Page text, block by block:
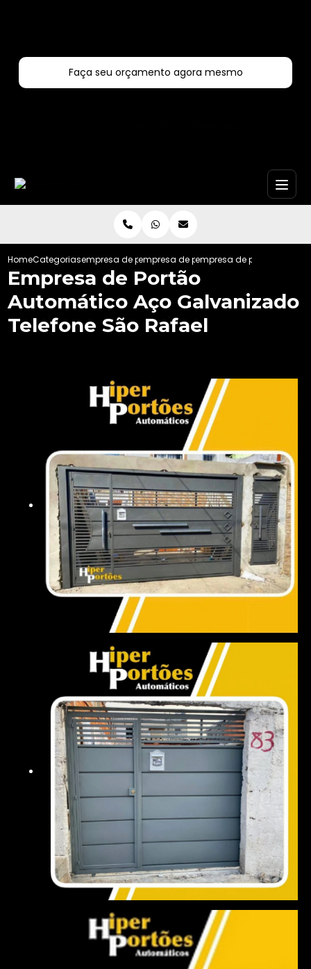
Faça seu orçamento agora mesmo
HomeCategoriasempresa de portoes automaticos
empresa de portao automatico de ferro
empresa de portao
Empresa de Portão
Automático Aço Galvanizado
Telefone São Rafael